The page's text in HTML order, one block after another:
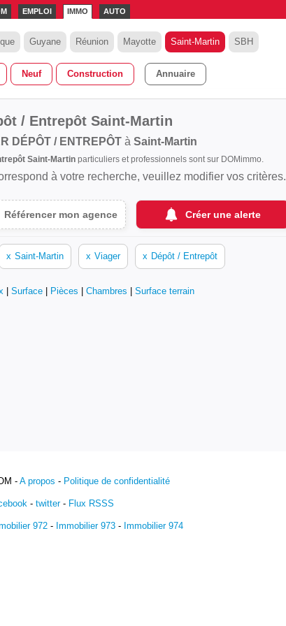
EMPLOI IMMO AUTO
Guyane Réunion Mayotte Saint-Martin SBH
Neuf Construction Annuaire
/ Entrepôt Saint-Martin
DÉPÔT / ENTREPÔTà Saint-Martin
Saint-Martinparticuliers et professionnels sont sur DOMimmo.
à votre recherche, veuillez modifier vos critères.
Référencer mon agence Créer une alerte
x Saint-Martin x Viager x Dépôt / Entrepôt
Surface Pièces Chambres Surface terrain
-A propos - Politique de confidentialité
- twitter- Flux RSSS
972 - Immobilier 973 - Immobilier 974